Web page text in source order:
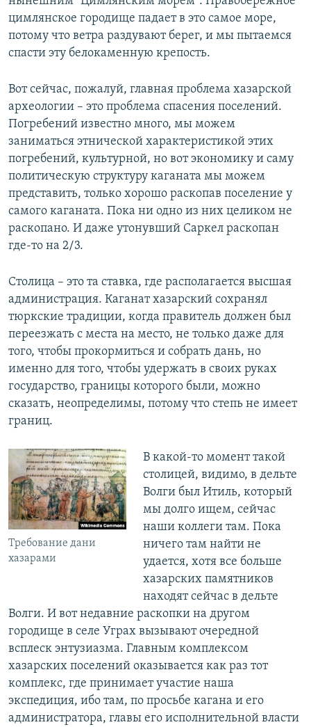
цимлянское городище падает в это самое море,
потому что ветра раздувают берег, и мы пытаемся
спасти эту белокаменную крепость.
Вот сейчас, пожалуй, главная проблема хазарской
археологии – это проблема спасения поселений.
Погребений известно много, мы можем
заниматься этнической характеристикой этих
погребений, культурной, но вот экономику и саму
политическую структуру каганата мы можем
представить, только хорошо раскопав поселение у
самого каганата. Пока ни одно из них целиком не
раскопано. И даже утонувший Саркел раскопан
где-то на 2/3.
Столица – это та ставка, где располагается высшая
администрация. Каганат хазарский сохранял
тюркские традиции, когда правитель должен был
переезжать с места на место, не только даже для
того, чтобы прокормиться и собрать дань, но
именно для того, чтобы удержать в своих руках
государство, границы которого были, можно
сказать, неопределимы, потому что степь не имеет
границ.
Требование дани
хазарами
В какой-то момент такой
столицей, видимо, в дельте
Волги был Итиль, который
мы долго ищем, сейчас
наши коллеги там. Пока
ничего там найти не
удается, хотя все больше
хазарских памятников
находят сейчас в дельте
Волги. И вот недавние раскопки на другом
городище в селе Уграх вызывают очередной
всплеск энтузиазма. Главным комплексом
хазарских поселений оказывается как раз тот
комплекс, где принимает участие наша
экспедиция, ибо там, по просьбе кагана и его
администратора, главы его исполнительной власти